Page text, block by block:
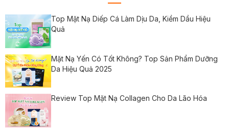
Top Mặt Nạ Diếp Cá Làm Dịu Da, Kiềm Dầu Hiệu
Quả
Mặt Nạ Yến Có Tốt Không? Top Sản Phẩm Dưỡng
Da Hiệu Quả 2025
Review Top Mặt Nạ Collagen Cho Da Lão Hóa